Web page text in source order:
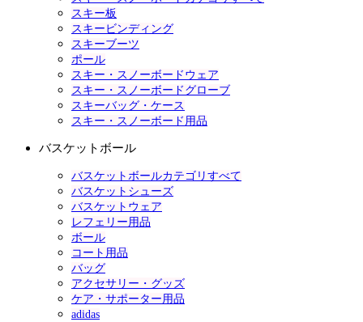
スキー板
スキービンディング
スキーブーツ
ポール
スキー・スノーボードウェア
スキー・スノーボードグローブ
スキーバッグ・ケース
スキー・スノーボード用品
バスケットボール
バスケットボールカテゴリすべて
バスケットシューズ
バスケットウェア
レフェリー用品
ボール
コート用品
バッグ
アクセサリー・グッズ
ケア・サポーター用品
adidas